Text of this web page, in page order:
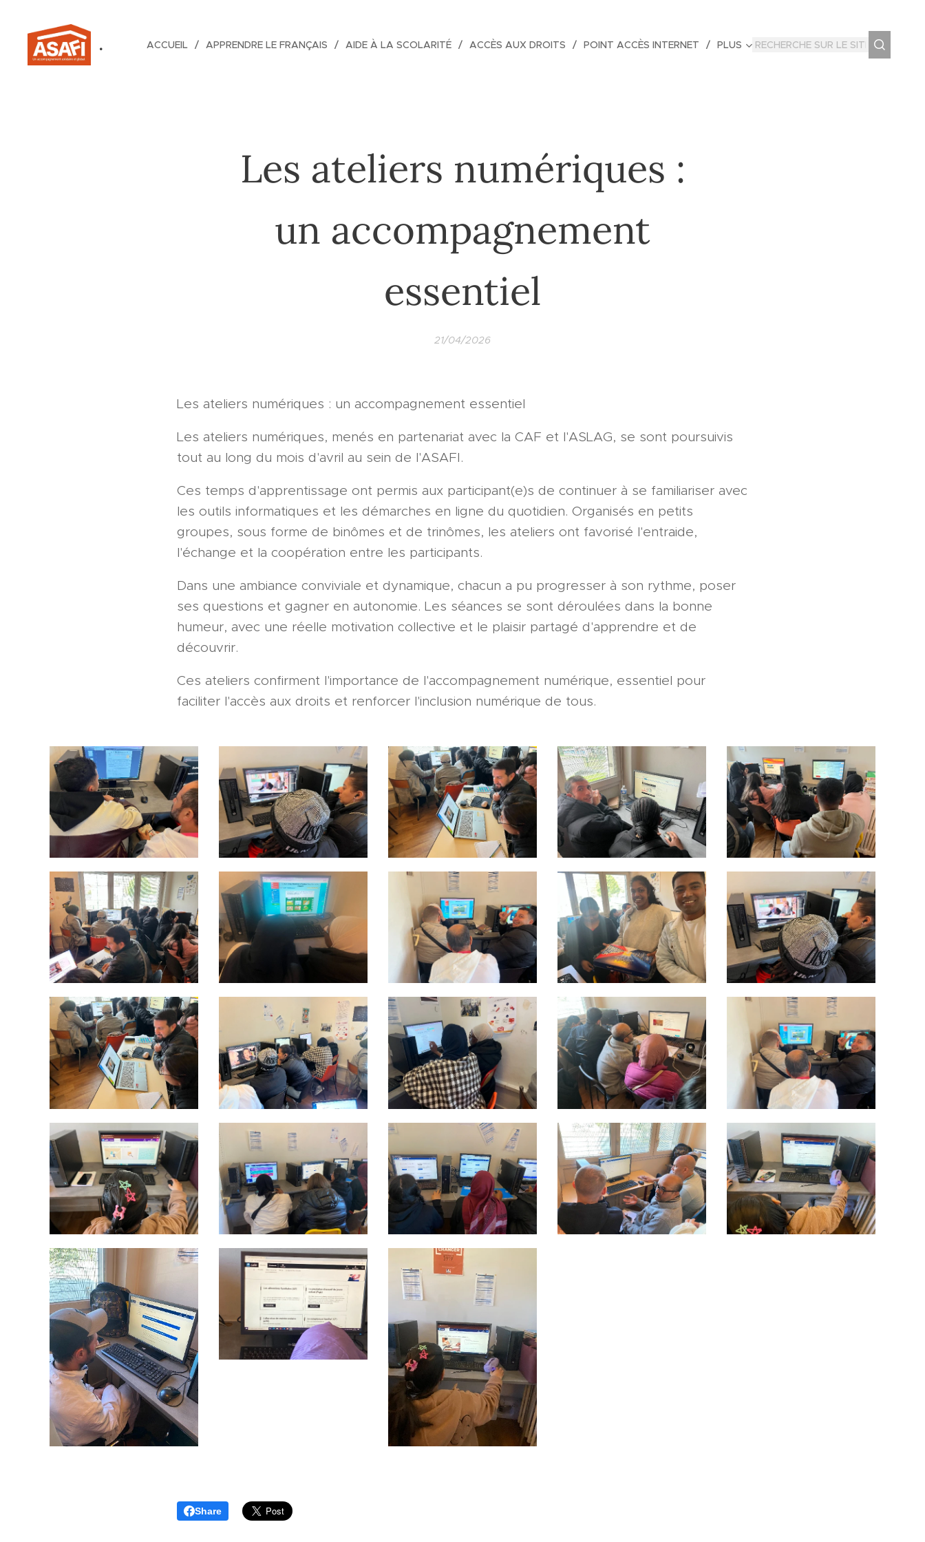
. ACCUEIL APPRENDRE LE FRANÇAIS AIDE À LA SCOLARITÉ ACCÈS AUX DROITS POINT ACCÈS INTERNET PLUS
Les ateliers numériques :
un accompagnement
essentiel
21/04/2026
Les ateliers numériques : un accompagnement essentiel
Les ateliers numériques, menés en partenariat avec la CAF et l'ASLAG, se sont poursuivis
tout au long du mois d'avril au sein de l'ASAFI.
Ces temps d'apprentissage ont permis aux participant(e)s de continuer à se familiariser avec
les outils informatiques et les démarches en ligne du quotidien. Organisés en petits
groupes, sous forme de binômes et de trinômes, les ateliers ont favorisé l'entraide,
l'échange et la coopération entre les participants.
Dans une ambiance conviviale et dynamique, chacun a pu progresser à son rythme, poser
ses questions et gagner en autonomie. Les séances se sont déroulées dans la bonne
humeur, avec une réelle motivation collective et le plaisir partagé d'apprendre et de
découvrir.
Ces ateliers confirment l'importance de l'accompagnement numérique, essentiel pour
faciliter l'accès aux droits et renforcer l'inclusion numérique de tous.
Share